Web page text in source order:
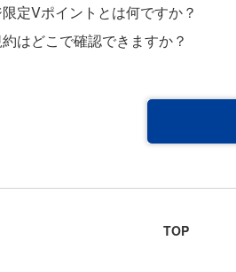
定Vポイントとは何ですか？
はどこで確認できますか？
TOP